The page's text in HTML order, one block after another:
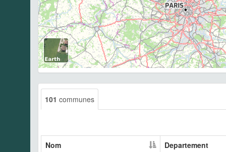
101 communes
Nom
Departement